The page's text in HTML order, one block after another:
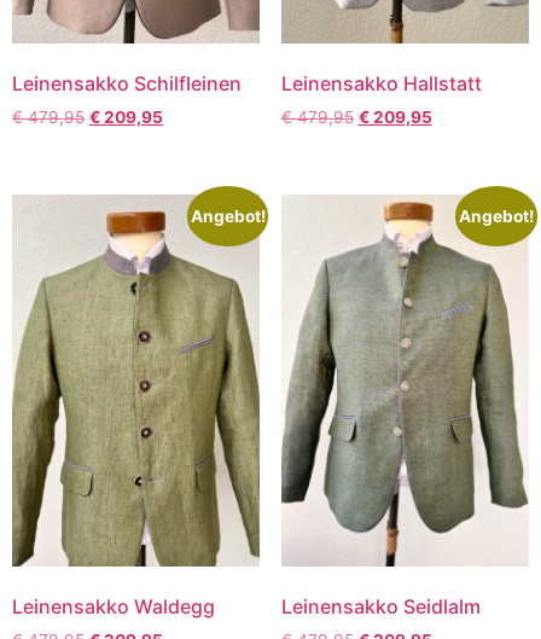
Leinensakko Schilfleinen
€479,95 €209,95
Leinensakko Hallstatt
€479,95 €209,95
Angebot!
Leinensakko Waldegg
Angebot!
Leinensakko Seidlalm